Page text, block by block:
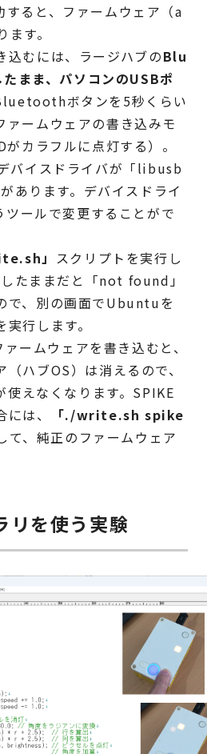
すると、ファームウェア（a
す。
込むには、ラージハブのBlu
まま、パソコンのUSBポ
ボタンを5秒くらい
ァームウェアの書き込みモ
カラフルに点灯する）。
バイスドライバが「libusb
あります。デバイスドライ
ールで変更することがで
」 スクリプトを実行し
たままだと「not found」
で、別の画面でUbuntuを
行します。
ームウェアを書き込むと、
ハブOS）は消えるので、
使えなくなります。SPIKE
は、
「./write.sh spike
て、純正のファームウェア
を使う実験